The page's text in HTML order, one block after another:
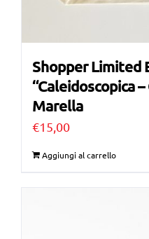
Shopper Limited
“Caleidoscopica
Marella
€15,00
Aggiungi al carrello